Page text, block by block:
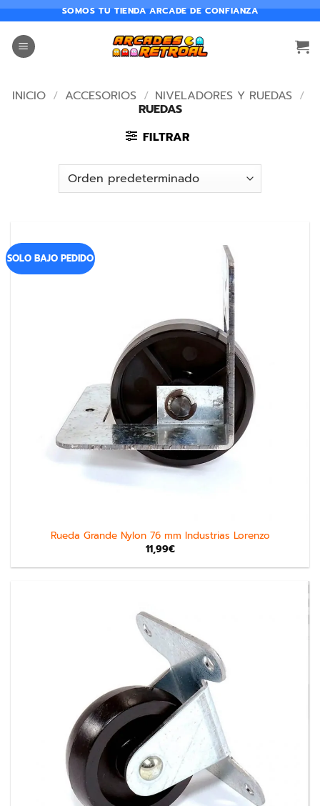
SOMOS TU TIENDA ARCADE DE CONFIANZA
INICIO / ACCESORIOS / NIVELADORES Y RUEDAS /
RUEDAS
FILTRAR
SOLO BAJO PEDIDO
Rueda Grande Nylon 76 mm Industrias Lorenzo
11,99€